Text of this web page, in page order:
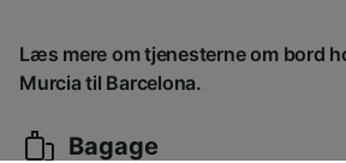
Læs mere om tjenesterne om bord
Murcia til Barcelona.
Bagage